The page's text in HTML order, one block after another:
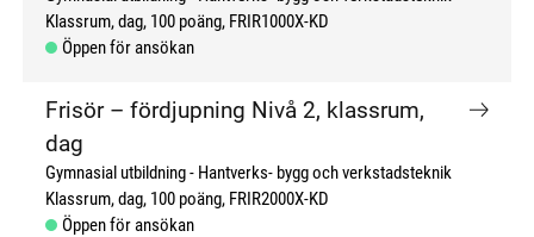
Klassrum, dag 100 poäng FRIR1000X-KD
Öppen för ansökan
Frisör – fördjupning Nivå 2, klassrum,
dag
Gymnasial utbildning
Hantverks- bygg och verkstadsteknik
Klassrum, dag 100 poäng FRIR2000X-KD
Öppen för ansökan